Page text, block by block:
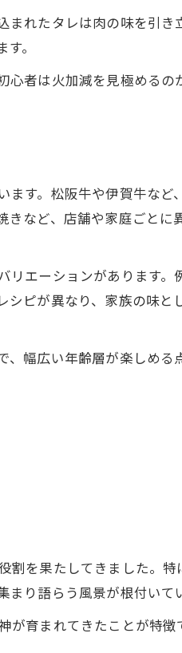
れたタレは肉の味を引き
。
者は火加減を見極めるの
す。松阪牛や伊賀牛など
など、店舗や家庭ごとに
エーションがあります。
ピが異なり、家族の味と
幅広い年齢層が楽しめる
割を果たしてきました。
り語らう風景が根付いて
が育まれてきたことが特徴